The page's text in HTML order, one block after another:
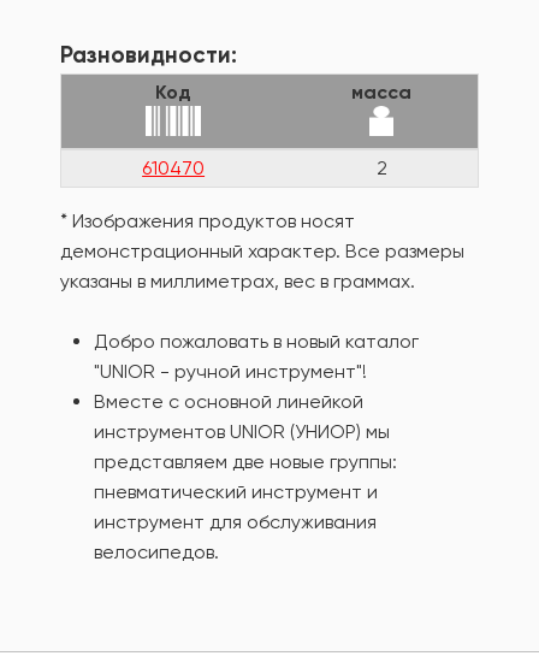
Разновидности:
Код масса
610470 2
* Изображения продуктов носят
демонстрационный характер. Все размеры
указаны в миллиметрах, вес в граммах.
Добро пожаловать в новый каталог
"UNIOR - ручной инструмент"!
Вместе с основной линейкой
инструментов UNIOR (УНИОР) мы
представляем две новые группы:
пневматический инструмент и
инструмент для обслуживания
велосипедов.